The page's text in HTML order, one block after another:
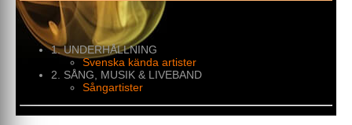
Notera att Stenström INTE bokas till privata mindre
fester utan mest till större företagsevent, konserter
och större produktioner.
Under våren 2022 släppte han låten "Gråter om du vill"
tillsammans med Miriam Bryant och sin egen tolkning
av husguden Bruce Springsteens låt "Waitin' On A
1. UNDERHÅLLNING
Svenska kända artister
2. SÅNG, MUSIK & LIVEBAND
Sångartister